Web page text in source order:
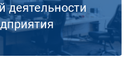
деятельности